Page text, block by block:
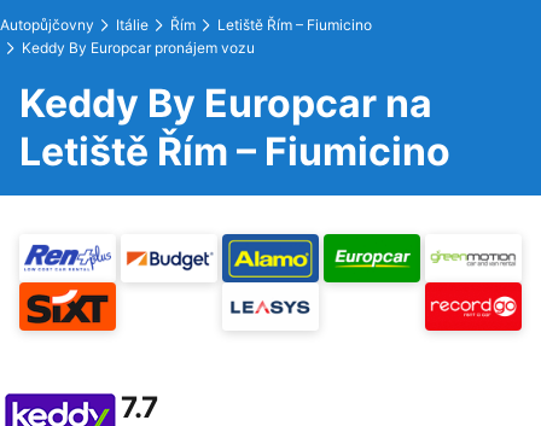
Autopůjčovny Itálie Řím
Letiště Řím – Fiumicino
Keddy By Europcar pronájem vozu
Keddy By Europcar na
Letiště Řím – Fiumicino
7.7